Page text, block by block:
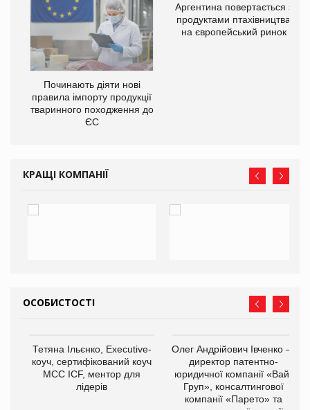
Починають діяти нові
правила імпорту продукції
тваринного походження до
ЄС
Аргентина повертається з
продуктами птахівництва
на європейський ринок
КРАЩІ КОМПАНІЇ
ОСОБИСТОСТІ
Тетяна Ільєнко, Executive-
коуч, сертифікований коуч
МСС ICF, ментор для
лідерів
Олег Андрійович Івченко —
директор патентно-
юридичної компанії «Вайз
Груп», консалтингової
компанії «Парето» та